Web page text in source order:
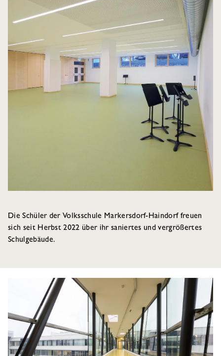
Die Schüler der Volksschule Markersdorf-Haindorf freuen
sich seit Herbst 2022 über ihr saniertes und vergrößertes
Schulgebäude.